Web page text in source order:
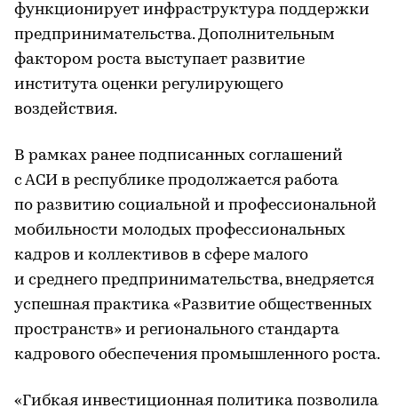
функционирует инфраструктура поддержки
предпринимательства. Дополнительным
фактором роста выступает развитие
института оценки регулирующего
воздействия.
В рамках ранее подписанных соглашений
с АСИ в республике продолжается работа
по развитию социальной и профессиональной
мобильности молодых профессиональных
кадров и коллективов в сфере малого
и среднего предпринимательства, внедряется
успешная практика «Развитие общественных
пространств» и регионального стандарта
кадрового обеспечения промышленного роста.
«Гибкая инвестиционная политика позволила